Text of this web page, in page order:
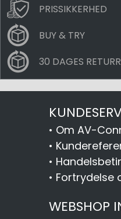
PRISSIKKERHED
BUY & TRY
30 DAGES
• Om AV-
•
•
• Fortrydelse
WEBSHOP